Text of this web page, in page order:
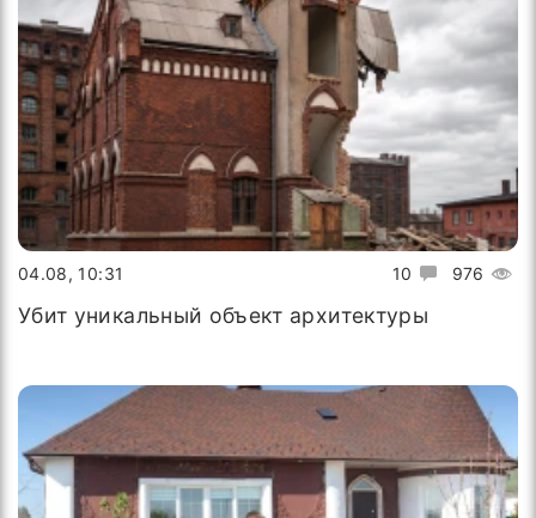
10 976
04.08, 10:31
Убит уникальный объект архитектуры